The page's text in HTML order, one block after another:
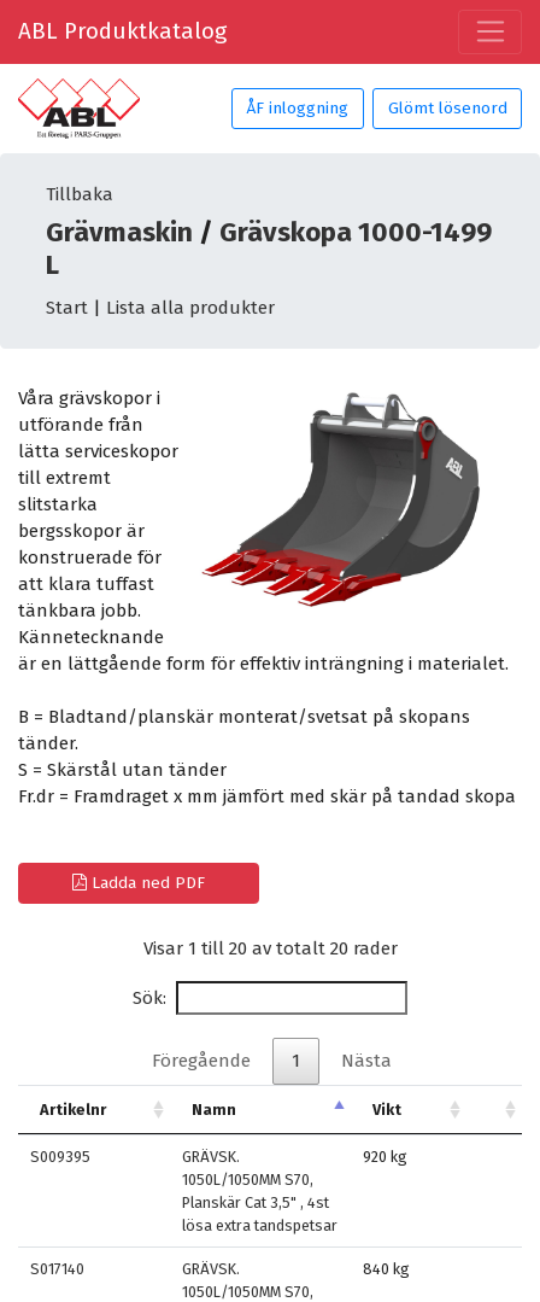
ABL Produktkatalog
ÅF inloggning Glömt lösenord
Tillbaka
Grävmaskin / Grävskopa 1000-1499
L
Start| Lista alla produkter
Våra grävskopor i
utförande från
lätta serviceskopor
till extremt
slitstarka
bergsskopor är
konstruerade för
att klara tuffast
tänkbara jobb.
Kännetecknande
är en lättgående form för effektiv inträngning i materialet.
B = Bladtand/planskär monterat/svetsat på skopans
tänder.
S = Skärstål utan tänder
Fr.dr = Framdraget x mm jämfört med skär på tandad skopa
Ladda ned PDF
Visar 1 till 20 av totalt 20 rader
Sök:
Föregående 1 Nästa
Artikelnr Namn Vikt
S009395
GRÄVSK.
1050L/1050MM S70,
Planskär Cat 3,5" , 4st
lösa extra tandspetsar
920 kg
S017140
GRÄVSK.
1050L/1050MM S70,
840 kg